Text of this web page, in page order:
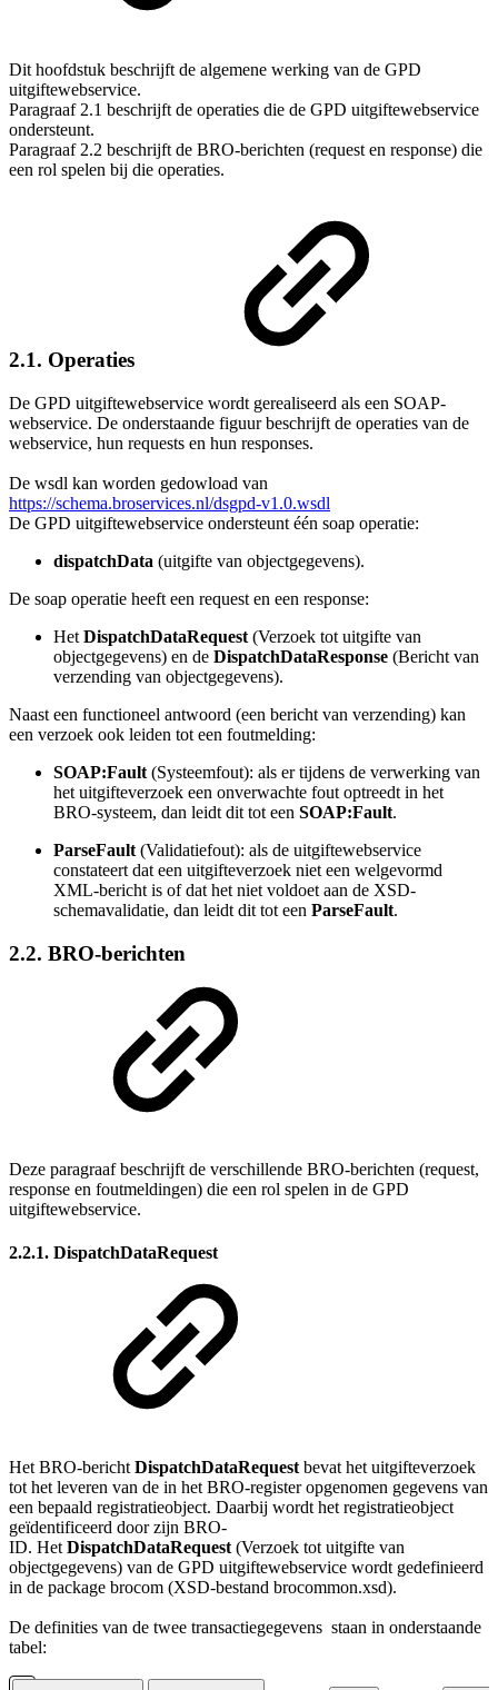
Dit hoofdstuk beschrijft de algemene werking van de GPD
uitgiftewebservice.
Paragraaf 2.1 beschrijft de operaties die de GPD uitgiftewebservice
ondersteunt.
Paragraaf 2.2 beschrijft de BRO-berichten (request en response) die
een rol spelen bij die operaties.
2.1. Operaties
De GPD uitgiftewebservice wordt gerealiseerd als een SOAP-
webservice. De onderstaande figuur beschrijft de operaties van de
webservice, hun requests en hun responses.
De wsdl kan worden gedowload van
https://schema.broservices.nl/dsgpd-v1.0.wsdl
De GPD uitgiftewebservice ondersteunt één soap operatie:
dispatchData (uitgifte van objectgegevens).
De soap operatie heeft een request en een response:
Het DispatchDataRequest (Verzoek tot uitgifte van
objectgegevens) en de DispatchDataResponse (Bericht van
verzending van objectgegevens).
Naast een functioneel antwoord (een bericht van verzending) kan
een verzoek ook leiden tot een foutmelding:
SOAP:Fault (Systeemfout): als er tijdens de verwerking van
het uitgifteverzoek een onverwachte fout optreedt in het
BRO-systeem, dan leidt dit tot een SOAP:Fault.
ParseFault (Validatiefout): als de uitgiftewebservice
constateert dat een uitgifteverzoek niet een welgevormd
XML-bericht is of dat het niet voldoet aan de XSD-
schemavalidatie, dan leidt dit tot een ParseFault.
2.2. BRO-berichten
Deze paragraaf beschrijft de verschillende BRO-berichten (request,
response en foutmeldingen) die een rol spelen in de GPD
uitgiftewebservice.
2.2.1. DispatchDataRequest
Het BRO-bericht DispatchDataRequest bevat het uitgifteverzoek
tot het leveren van de in het BRO-register opgenomen gegevens van
een bepaald registratieobject. Daarbij wordt het registratieobject
geïdentificeerd door zijn BRO-
ID. Het DispatchDataRequest (Verzoek tot uitgifte van
objectgegevens) van de GPD uitgiftewebservice wordt gedefinieerd
in de package brocom (XSD-bestand brocommon.xsd).
De definities van de twee transactiegegevens staan in onderstaande
tabel: